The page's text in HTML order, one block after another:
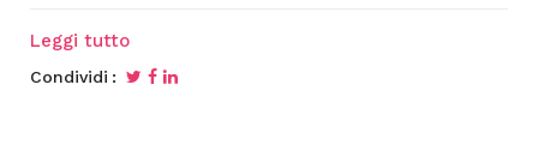
Leggi tutto
Condividi